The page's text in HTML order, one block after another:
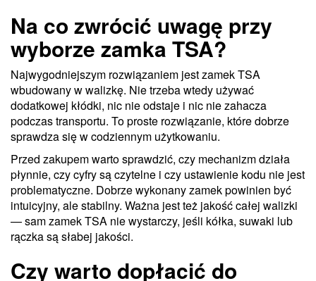
Na co zwrócić uwagę przy
wyborze zamka TSA?
Najwygodniejszym rozwiązaniem jest zamek TSA
wbudowany w walizkę. Nie trzeba wtedy używać
dodatkowej kłódki, nic nie odstaje i nic nie zahacza
podczas transportu. To proste rozwiązanie, które dobrze
sprawdza się w codziennym użytkowaniu.
Przed zakupem warto sprawdzić, czy mechanizm działa
płynnie, czy cyfry są czytelne i czy ustawienie kodu nie jest
problematyczne. Dobrze wykonany zamek powinien być
intuicyjny, ale stabilny. Ważna jest też jakość całej walizki
— sam zamek TSA nie wystarczy, jeśli kółka, suwaki lub
rączka są słabej jakości.
Czy warto dopłacić do